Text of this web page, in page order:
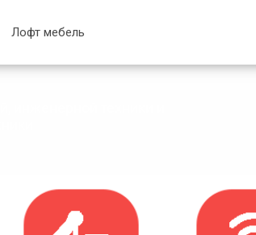
Лофт мебель